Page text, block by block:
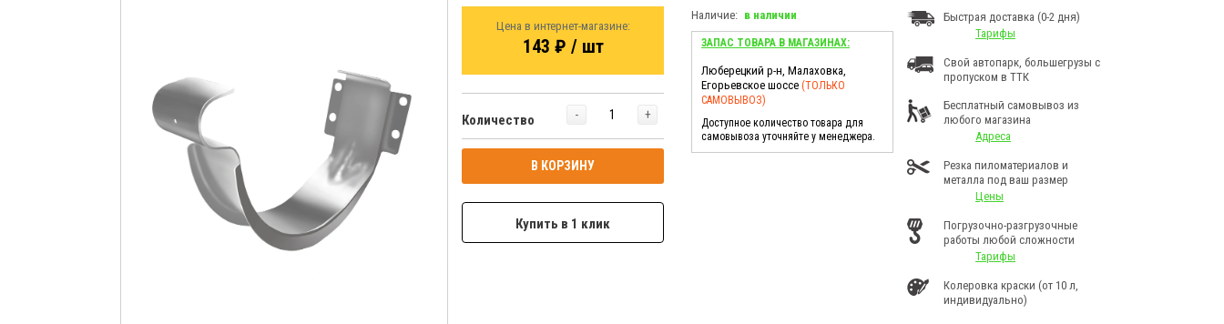
Цена в интернет-магазине:
143 ₽ / шт
Количество - +
В КОРЗИНУ
Купить в 1 клик
Наличие: в наличии
ЗАПАС ТОВАРА В МАГАЗИНАХ:
Люберецкий р-н, Малаховка,
Егорьевское шоссе (ТОЛЬКО
САМОВЫВОЗ)
Доступное количество товара для
самовывоза уточняйте у менеджера.
Быстрая доставка (0-2 дня)
Тарифы
Свой автопарк, большегрузы с
пропуском в ТТК
Бесплатный самовывоз из
любого магазина
Адреса
Резка пиломатериалов и
металла под ваш размер
Цены
Погрузочно-разгрузочные
работы любой сложности
Тарифы
Колеровка краски (от 10 л,
индивидуально)